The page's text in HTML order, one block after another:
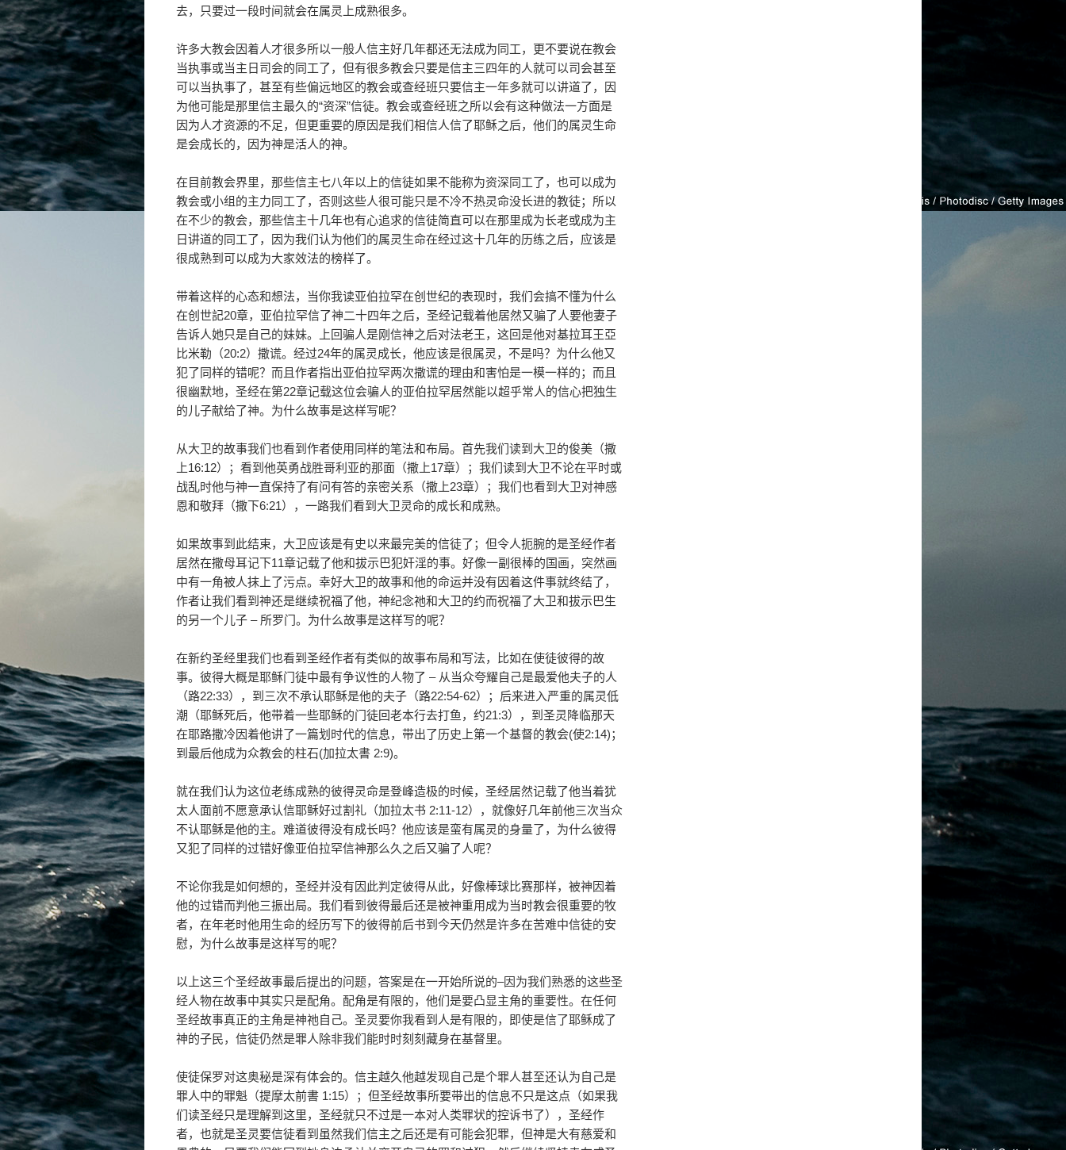
去，只要过一段时间就会在属灵上成熟很多。
许多大教会因着人才很多所以一般人信主好几年都还无法成为同工，更不要说在教会
当执事或当主日司会的同工了，但有很多教会只要是信主三四年的人就可以司会甚至
可以当执事了，甚至有些偏远地区的教会或查经班只要信主一年多就可以讲道了，因
为他可能是那里信主最久的“资深”信徒。教会或查经班之所以会有这种做法一方面是
因为人才资源的不足，但更重要的原因是我们相信人信了耶稣之后，他们的属灵生命
是会成长的，因为神是活人的神。
在目前教会界里，那些信主七八年以上的信徒如果不能称为资深同工了，也可以成为
教会或小组的主力同工了，否则这些人很可能只是不冷不热灵命没长进的教徒；所以
在不少的教会，那些信主十几年也有心追求的信徒简直可以在那里成为长老或成为主
日讲道的同工了，因为我们认为他们的属灵生命在经过这十几年的历练之后，应该是
很成熟到可以成为大家效法的榜样了。
带着这样的心态和想法，当你我读亚伯拉罕在创世纪的表现时，我们会搞不懂为什么
在创世記20章，亚伯拉罕信了神二十四年之后，圣经记载着他居然又骗了人要他妻子
告诉人她只是自己的妹妹。上回骗人是刚信神之后对法老王，这回是他对基拉耳王亞
比米勒（20:2）撒谎。经过24年的属灵成长，他应该是很属灵，不是吗？为什么他又
犯了同样的错呢？而且作者指出亚伯拉罕两次撒谎的理由和害怕是一模一样的；而且
很幽默地，圣经在第22章记载这位会骗人的亚伯拉罕居然能以超乎常人的信心把独生
的儿子献给了神。为什么故事是这样写呢？
从大卫的故事我们也看到作者使用同样的笔法和布局。首先我们读到大卫的俊美（撒
上16:12）；看到他英勇战胜哥利亚的那面（撒上17章）；我们读到大卫不论在平时或
战乱时他与神一直保持了有问有答的亲密关系（撒上23章）；我们也看到大卫对神感
恩和敬拜（撒下6:21），一路我们看到大卫灵命的成长和成熟。
如果故事到此结束，大卫应该是有史以来最完美的信徒了；但令人扼腕的是圣经作者
居然在撒母耳记下11章记载了他和拔示巴犯奸淫的事。好像一副很棒的国画，突然画
中有一角被人抹上了污点。幸好大卫的故事和他的命运并没有因着这件事就终结了，
作者让我们看到神还是继续祝福了他，神纪念祂和大卫的约而祝福了大卫和拔示巴生
的另一个儿子 – 所罗门。为什么故事是这样写的呢？
在新约圣经里我们也看到圣经作者有类似的故事布局和写法，比如在使徒彼得的故
事。彼得大概是耶稣门徒中最有争议性的人物了 – 从当众夸耀自己是最爱他夫子的人
（路22:33），到三次不承认耶稣是他的夫子（路22:54-62）；后来进入严重的属灵低
潮（耶稣死后，他带着一些耶稣的门徒回老本行去打鱼，约21:3），到圣灵降临那天
在耶路撒冷因着他讲了一篇划时代的信息，带出了历史上第一个基督的教会(使2:14)；
到最后他成为众教会的柱石(加拉太書 2:9)。
就在我们认为这位老练成熟的彼得灵命是登峰造极的时候，圣经居然记载了他当着犹
太人面前不愿意承认信耶稣好过割礼（加拉太书 2:11-12），就像好几年前他三次当众
不认耶稣是他的主。难道彼得没有成长吗？他应该是蛮有属灵的身量了，为什么彼得
又犯了同样的过错好像亚伯拉罕信神那么久之后又骗了人呢？
不论你我是如何想的，圣经并没有因此判定彼得从此，好像棒球比赛那样，被神因着
他的过错而判他三振出局。我们看到彼得最后还是被神重用成为当时教会很重要的牧
者，在年老时他用生命的经历写下的彼得前后书到今天仍然是许多在苦难中信徒的安
慰，为什么故事是这样写的呢？
以上这三个圣经故事最后提出的问题，答案是在一开始所说的–因为我们熟悉的这些圣
经人物在故事中其实只是配角。配角是有限的，他们是要凸显主角的重要性。在任何
圣经故事真正的主角是神祂自己。圣灵要你我看到人是有限的，即使是信了耶稣成了
神的子民，信徒仍然是罪人除非我们能时时刻刻藏身在基督里。
使徒保罗对这奥秘是深有体会的。信主越久他越发现自己是个罪人甚至还认为自己是
罪人中的罪魁（提摩太前書 1:15）；但圣经故事所要带出的信息不只是这点（如果我
们读圣经只是理解到这里，圣经就只不过是一本对人类罪状的控诉书了），圣经作
者，也就是圣灵要信徒看到虽然我们信主之后还是有可能会犯罪，但神是大有慈爱和